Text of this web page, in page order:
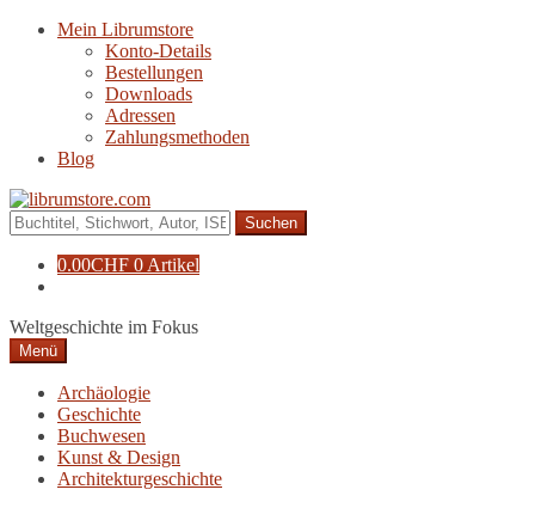
Navigation
Zum
Mein Librumstore
Konto-Details
Bestellungen
Downloads
Adressen
Zahlungsmethoden
Blog
Suche
nach:
0.00CHF 0 Artikel
Weltgeschichte im Fokus
Menü
Archäologie
Geschichte
Buchwesen
Kunst & Design
Architekturgeschichte